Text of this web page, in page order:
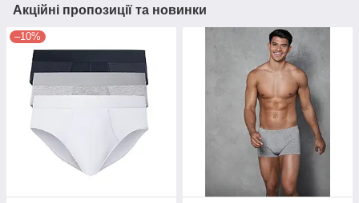
Акційні пропозиції та новинки
–10%